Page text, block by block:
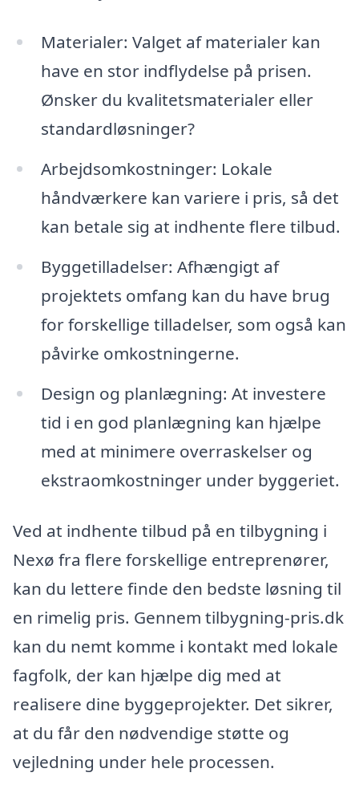
Materialer: Valget af materialer kan
have en stor indflydelse på prisen.
Ønsker du kvalitetsmaterialer eller
standardløsninger?
Arbejdsomkostninger: Lokale
håndværkere kan variere i pris, så det
kan betale sig at indhente flere tilbud.
Byggetilladelser: Afhængigt af
projektets omfang kan du have brug
for forskellige tilladelser, som også kan
påvirke omkostningerne.
Design og planlægning: At investere
tid i en god planlægning kan hjælpe
med at minimere overraskelser og
ekstraomkostninger under byggeriet.
Ved at indhente tilbud på en tilbygning i
Nexø fra flere forskellige entreprenører,
kan du lettere finde den bedste løsning til
en rimelig pris. Gennem tilbygning-pris.dk
kan du nemt komme i kontakt med lokale
fagfolk, der kan hjælpe dig med at
realisere dine byggeprojekter. Det sikrer,
at du får den nødvendige støtte og
vejledning under hele processen.